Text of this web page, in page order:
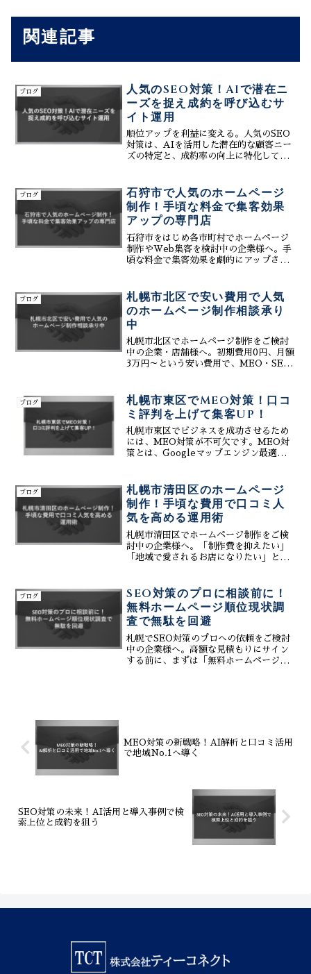
関連記事
ブログ
人気のSEO対策！AIで潜在ニ
ーズを捉え成約を呼び込むサ
イト運用
順位アップを利益に変える。人気のSEO
対策は、AIを活用した潜在的な顧客ニー
ズの特定と、成約率の向上に特化してい
る資産型サイトの構築メソッドを、専門
家が分かりやすく伝授。
ブログ
石狩市で人気のホームページ
制作！手頃な料金で集客効果
アップの専門店
石狩市をはじめ各市町村でホームページ
制作やWeb集客を検討中の企業様へ。手
頃な料金で集客効果を劇的にアップさせ
門知識不要で簡単に更新できるCMSま
で、すべてが揃うAll-in Systemの魅力
とは？他社と比較して圧倒的なコストパ
フォーマンスを実現する理由や、AIを活
用した最新のブログ作成・口コミ対策ま
で徹底解説。人材不足や予算の壁にお悩
みの経営者様必見です。Webを活用した
ブログ
札幌市北区で安い費用で人気
のホームページ制作相談承り
中
札幌市北区でホームページ制作をご検討
中の企業・店舗様へ。初期費用0円、月額
3万円～という安い費用で、MEO・SEO
コネクトなら、生成AIを活用した「簡
単」な運用システムで、北24条や麻生の
飲食店から屯田の工務店まで、北区のビ
ジネスを強力にサポート。まずは無料相
談承り中です。
ブログ
札幌市東区でMEO対策！口コ
ミ評判を上げて集客UP！
札幌市東区でビジネスを成功させるため
には、MEO対策が不可欠です。MEO対
策とは、Googleマップエンジン最適化の
トは、東区に特化したMEO対策業者とし
て、お客...
ブログ
札幌市清田区のホームページ
制作！手頃な費用で口コミ人
気を高める運用術
札幌市清田区でホームページ制作をご検
討中の企業様へ。「制作費を抑えたい」
「地域で愛されるお店になりたい」とい
ンと、口コミ人気を高めるMEO対策で、
貴社のWeb集客を強力...
ブログ
SEO対策のプロに相談前に！
無料ホームページ順位現状調
査で無駄を回避
札幌でSEO対策のプロへの依頼をご検討
中の企業様へ。高額な見積もりにサイン
する前に、まずは「無料ホームページ順
簡単なCMS、そして生成AIを活用した最
新のMEO対策まで、貴社のビジネスを成
MEO対策の新戦略！AI解析と口コミ活用
で地域No.1へ導く
SEO対策の未来！AI活用と導入事例で検
索上位と成約を狙う